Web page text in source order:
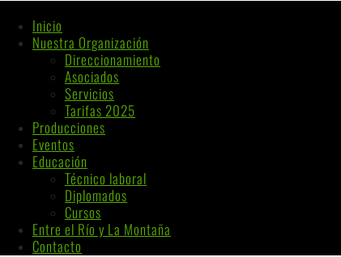
Inicio
Nuestra Organización
Direccionamiento
Asociados
Servicios
Tarifas 2025
Producciones
Eventos
Educación
Técnico laboral
Diplomados
Cursos
Entre el Río y La Montaña
Contacto